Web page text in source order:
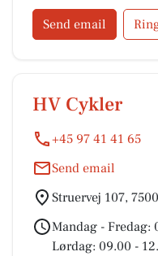
EasyGO og BACH
Send email
HV Cykler
+45 97 41 41 65
Send email
Struervej 107,
Mandag - Fredag:
Lørdag: 09.00 -